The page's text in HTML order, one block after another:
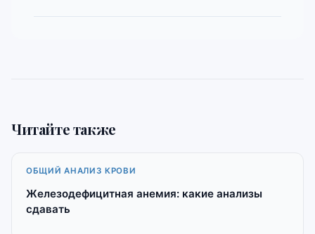
Читайте также
ОБЩИЙ АНАЛИЗ КРОВИ
Железодефицитная анемия: какие анализы
сдавать